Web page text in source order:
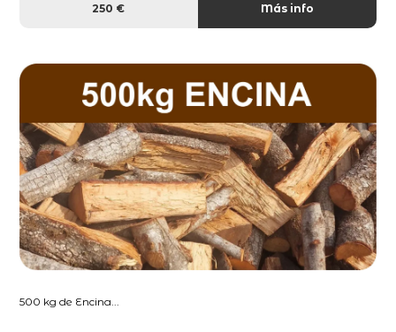
250 € Más info
500 kg de Encina...